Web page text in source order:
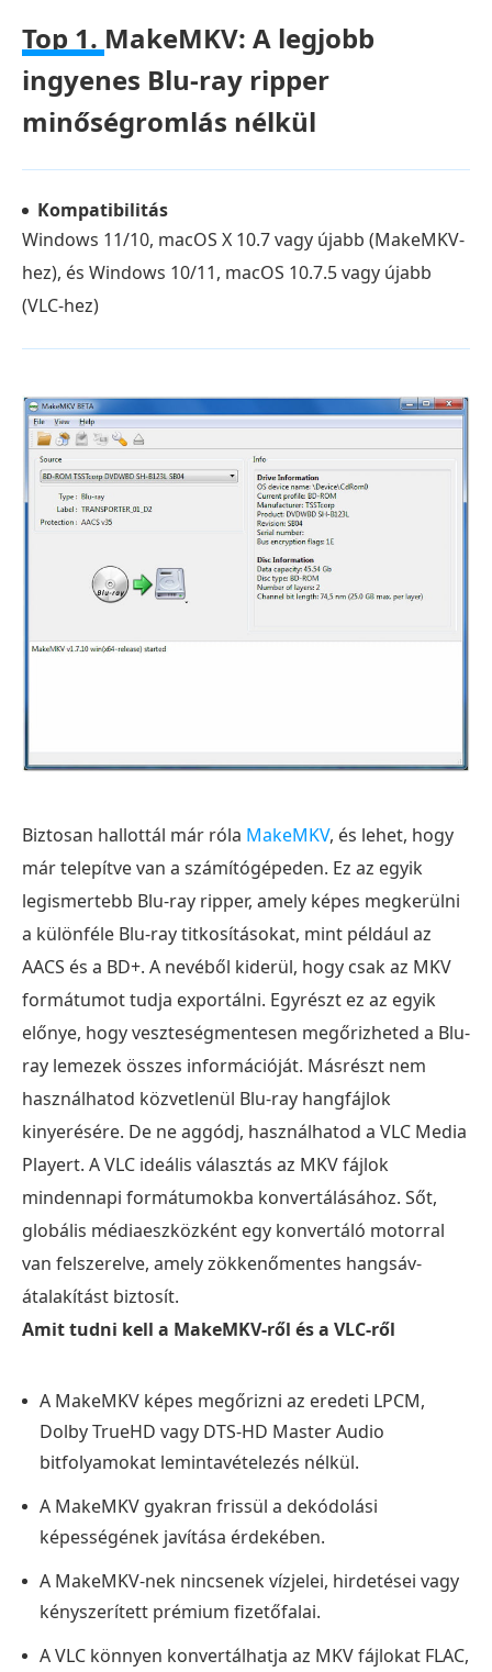
Top 1. MakeMKV: A legjobb
ingyenes Blu-ray ripper
minőségromlás nélkül
Kompatibilitás
Windows 11/10, macOS X 10.7 vagy újabb (MakeMKV-
hez), és Windows 10/11, macOS 10.7.5 vagy újabb
(VLC-hez)
Biztosan hallottál már róla MakeMKV, és lehet, hogy
már telepítve van a számítógépeden. Ez az egyik
legismertebb Blu-ray ripper, amely képes megkerülni
a különféle Blu-ray titkosításokat, mint például az
AACS és a BD+. A nevéből kiderül, hogy csak az MKV
formátumot tudja exportálni. Egyrészt ez az egyik
előnye, hogy veszteségmentesen megőrizheted a Blu-
ray lemezek összes információját. Másrészt nem
használhatod közvetlenül Blu-ray hangfájlok
kinyerésére. De ne aggódj, használhatod a VLC Media
Playert. A VLC ideális választás az MKV fájlok
mindennapi formátumokba konvertálásához. Sőt,
globális médiaeszközként egy konvertáló motorral
van felszerelve, amely zökkenőmentes hangsáv-
átalakítást biztosít.
Amit tudni kell a MakeMKV-ről és a VLC-ről
A MakeMKV képes megőrizni az eredeti LPCM,
Dolby TrueHD vagy DTS-HD Master Audio
bitfolyamokat lemintavételezés nélkül.
A MakeMKV gyakran frissül a dekódolási
képességének javítása érdekében.
A MakeMKV-nek nincsenek vízjelei, hirdetései vagy
kényszerített prémium fizetőfalai.
A VLC könnyen konvertálhatja az MKV fájlokat FLAC,